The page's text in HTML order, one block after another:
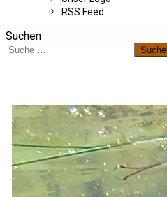
RSS Feed
Suchen